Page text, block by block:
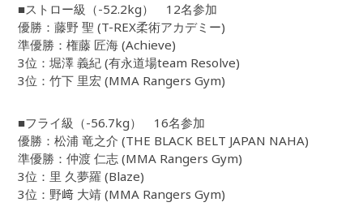
■ストロー級（-52.2kg） 12名参加
優勝：藤野 聖 (T-REX柔術アカデミー)
準優勝：権藤 匠海 (Achieve)
3位：堀澤 義紀 (有永道場team Resolve)
3位：竹下 里宏 (MMA Rangers Gym)
■フライ級（-56.7kg） 16名参加
優勝：松浦 竜之介 (THE BLACK BELT JAPAN NAHA)
準優勝：仲渡 仁志 (MMA Rangers Gym)
3位：里 久夢羅 (Blaze)
3位：野﨑 大靖 (MMA Rangers Gym)